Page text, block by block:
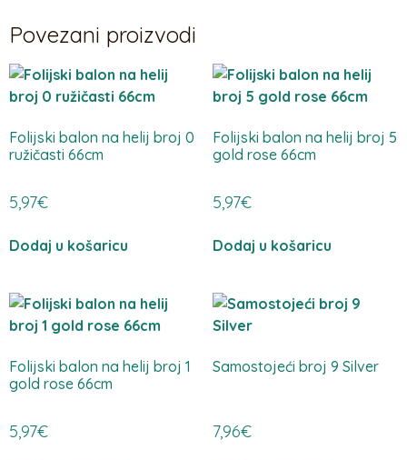
Povezani proizvodi
Folijski balon na helij broj 0
ružičasti 66cm
5,97€
Dodaj u košaricu
Folijski balon na helij broj 5
gold rose 66cm
5,97€
Dodaj u košaricu
Folijski balon na helij broj 1
gold rose 66cm
5,97€
Samostojeći broj 9 Silver
7,96€